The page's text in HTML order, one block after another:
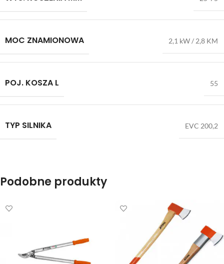
MOC ZNAMIONOWA 2,1 kW / 2,8 KM
POJ. KOSZA L 55
TYP SILNIKA EVC 200,2
Podobne produkty